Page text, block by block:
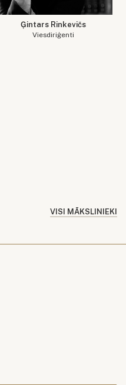
Ģintars Rinkevičs
Viesdiriģenti
VISI MĀKSLINIEKI